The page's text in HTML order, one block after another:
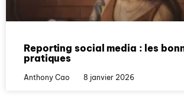
Reporting social media : les
pratiques
Anthony Cao 8 janvier 2026